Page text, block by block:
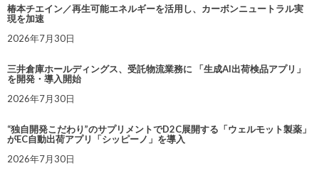
椿本チエイン／再生可能エネルギーを活用し、カーボンニュートラル実
現を加速
2026年7月30日
三井倉庫ホールディングス、受託物流業務に 「生成AI出荷検品アプリ」
を開発・導入開始
2026年7月30日
“独自開発こだわり”のサプリメントでD2C展開する「ウェルモット製薬」
がEC自動出荷アプリ「シッピーノ」を導入
2026年7月30日